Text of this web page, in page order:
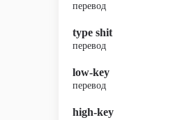
перевод
type shit
перевод
low-key
перевод
high-key